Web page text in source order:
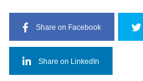
Share on Facebook
Share on LinkedIn